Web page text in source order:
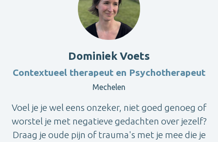
Dominiek Voets
Contextueel therapeut en Psychotherapeut
Mechelen
Voel je je wel eens onzeker, niet goed genoeg of
worstel je met negatieve gedachten over jezelf?
Draag je oude pijn of trauma's met je mee die je